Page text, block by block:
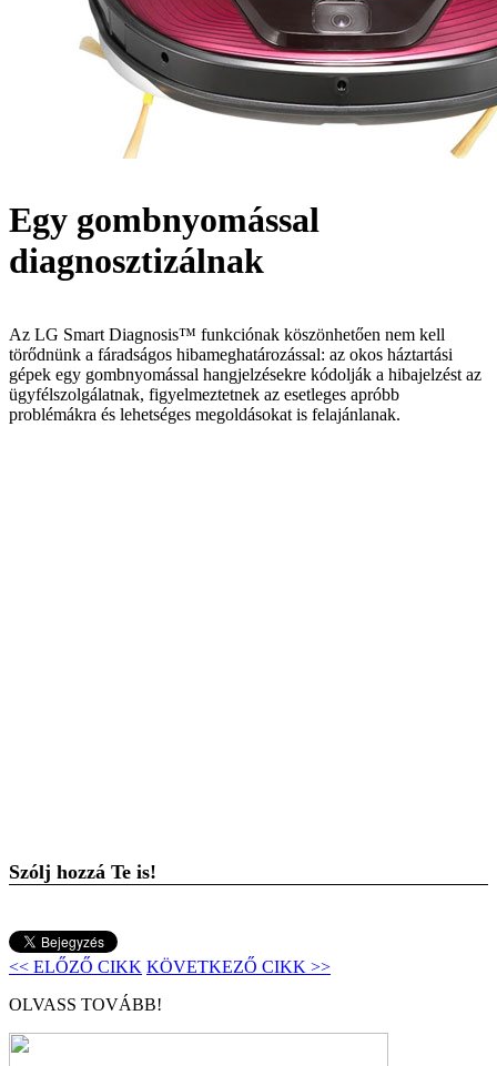
Egy gombnyomással
diagnosztizálnak
Az LG Smart Diagnosis™ funkciónak köszönhetően nem kell
törődnünk a fáradságos hibameghatározással: az okos háztartási
gépek egy gombnyomással hangjelzésekre kódolják a hibajelzést az
ügyfélszolgálatnak, figyelmeztetnek az esetleges apróbb
problémákra és lehetséges megoldásokat is felajánlanak.
Szólj hozzá Te is!
<< ELŐZŐ CIKK KÖVETKEZŐ CIKK >>
OLVASS TOVÁBB!